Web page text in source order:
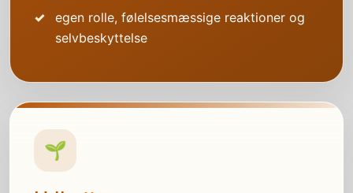
egen rolle, følelsesmæssige reaktioner og
selvbeskyttelse
🌱